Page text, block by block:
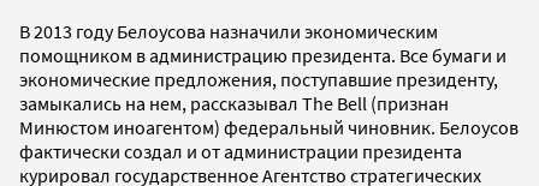
В 2013 году Белоусова назначили экономическим
помощником в администрацию президента. Все бумаги и
экономические предложения, поступавшие президенту,
замыкались на нем, рассказывал The Bell (признан
Минюстом иноагентом) федеральный чиновник. Белоусов
фактически создал и от администрации президента
курировал государственное Агентство стратегических